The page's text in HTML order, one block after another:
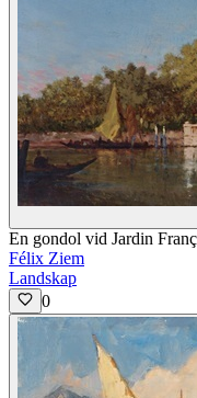
En gondol vid Jardin
Félix Ziem
Landskap
0